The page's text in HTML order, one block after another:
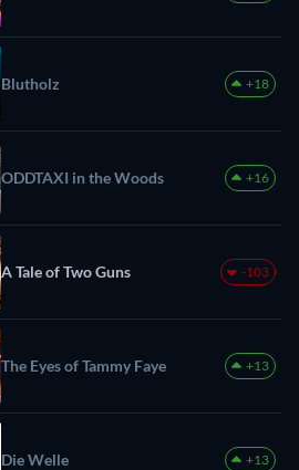
Blutholz +18
ODDTAXI in the Woods +16
A Tale of Two Guns -103
The Eyes of Tammy Faye +13
Die Welle +13